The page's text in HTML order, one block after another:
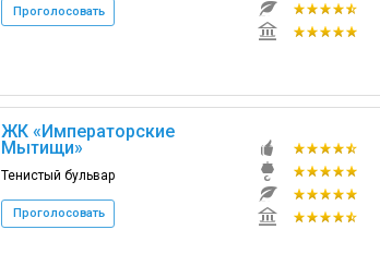
Проголосовать
ЖК «Императорские
Мытищи»
Тенистый бульвар
Проголосовать